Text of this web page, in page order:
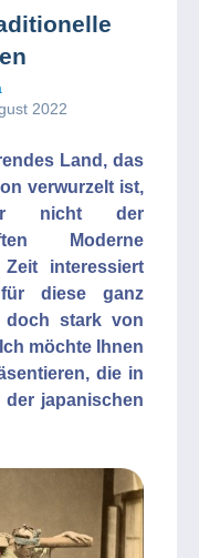
2022
Land, das
verwurzelt ist,
nicht der
Moderne
interessiert
diese ganz
doch stark von
möchte Ihnen
die in
japanischen